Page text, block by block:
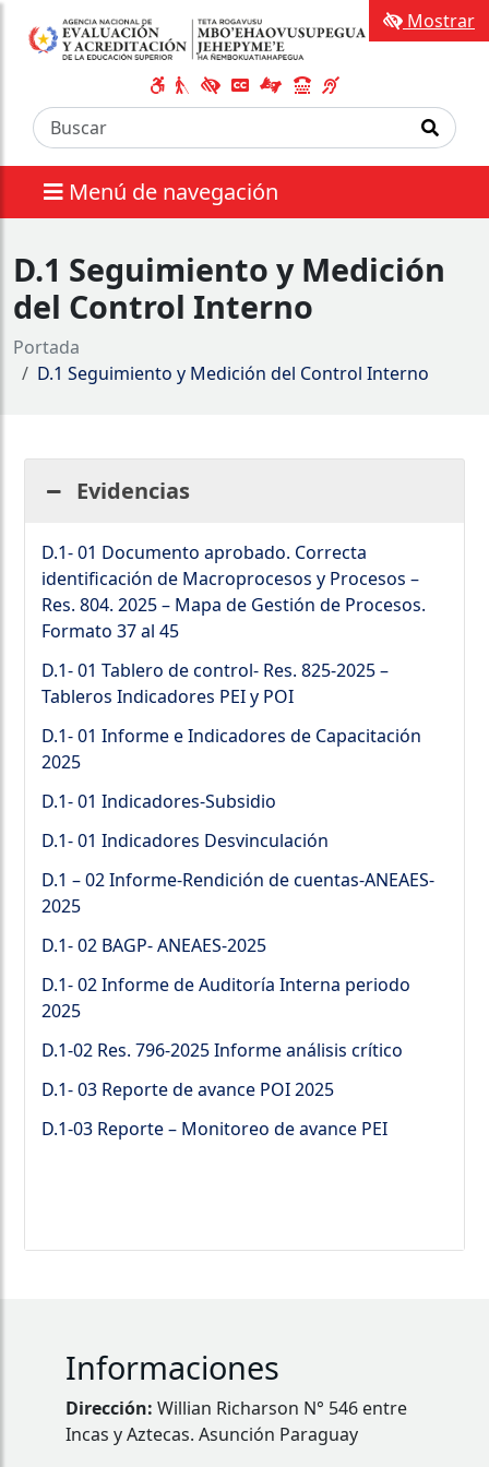
Menú de navegación
Mostrar
D.1 Seguimiento y Medición
del Control Interno
Portada
D.1 Seguimiento y Medición del Control Interno
Evidencias
D.1- 01 Documento aprobado. Correcta
identificación de Macroprocesos y Procesos –
Res. 804. 2025 – Mapa de Gestión de Procesos.
Formato 37 al 45
D.1- 01 Tablero de control- Res. 825-2025 –
Tableros Indicadores PEI y POI
D.1- 01 Informe e Indicadores de Capacitación
2025
D.1- 01 Indicadores-Subsidio
D.1- 01 Indicadores Desvinculación
D.1 – 02 Informe-Rendición de cuentas-ANEAES-
2025
D.1- 02 BAGP- ANEAES-2025
D.1- 02 Informe de Auditoría Interna periodo
2025
D.1-02 Res. 796-2025 Informe análisis crítico
D.1- 03 Reporte de avance POI 2025
D.1-03 Reporte – Monitoreo de avance PEI
Informaciones
Dirección: Willian Richarson N° 546 entre
Incas y Aztecas. Asunción Paraguay